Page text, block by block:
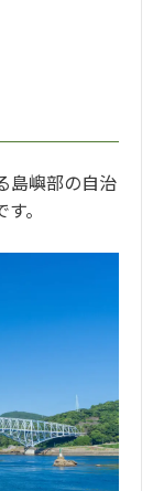
島嶼部の自治
。